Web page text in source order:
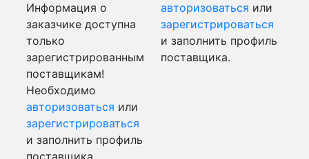
Информация о
заказчике доступна
только
зарегистрированным
поставщикам!
Необходимо
авторизоваться или
зарегистрироваться
и заполнить профиль
поставщика.
авторизоваться или
зарегистрироваться
и заполнить профиль
поставщика.